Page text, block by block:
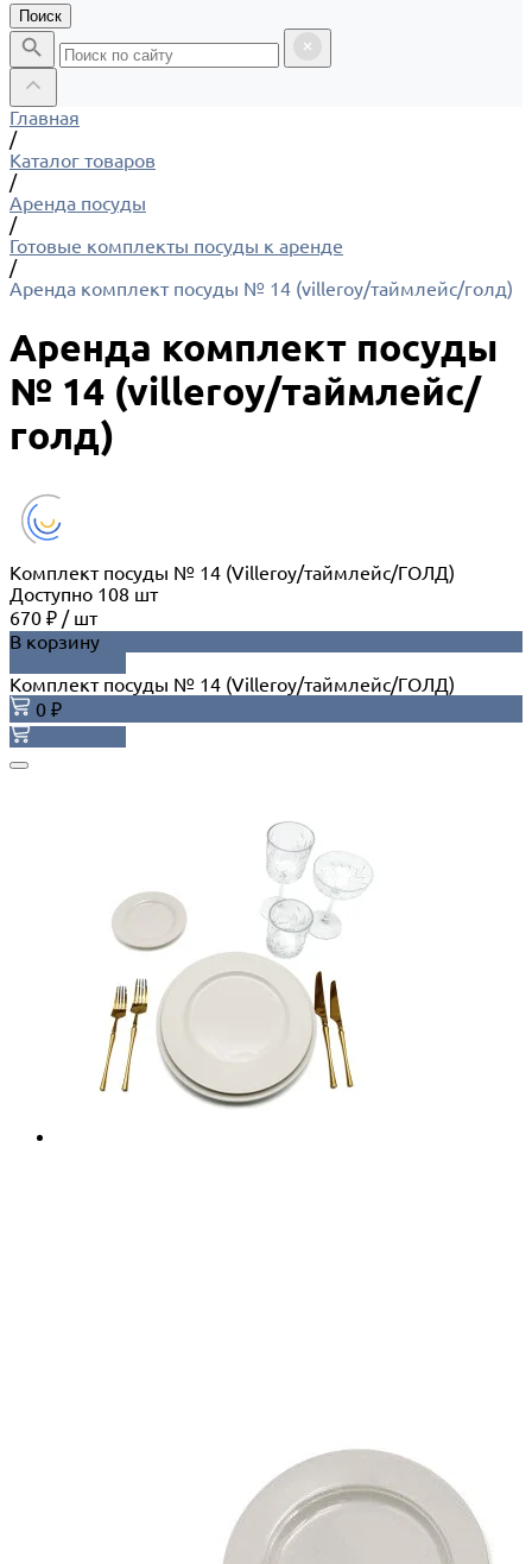
Поиск
Главная
/
Каталог товаров
/
Аренда посуды
/
Готовые комплекты посуды к аренде
/
Аренда комплект посуды № 14 (villeroy/таймлейс/голд)
Аренда комплект посуды
№ 14 (villeroy/таймлейс/
голд)
Комплект посуды № 14 (Villeroy/таймлейс/ГОЛД)
Доступно 108 шт
670 ₽ / шт
В корзину
Комплект посуды № 14 (Villeroy/таймлейс/ГОЛД)
0 ₽